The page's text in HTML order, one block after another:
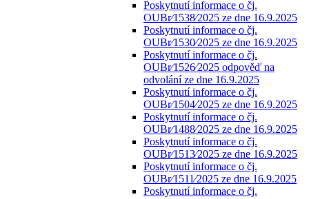
Poskytnutí informace o čj.
OUBr⁄1538⁄2025 ze dne 16.9.2025
Poskytnutí informace o čj.
OUBr⁄1530⁄2025 ze dne 16.9.2025
Poskytnutí informace o čj.
OUBr⁄1526⁄2025 odpověď na
odvolání ze dne 16.9.2025
Poskytnutí informace o čj.
OUBr⁄1504⁄2025 ze dne 16.9.2025
Poskytnutí informace o čj.
OUBr⁄1488⁄2025 ze dne 16.9.2025
Poskytnutí informace o čj.
OUBr⁄1513⁄2025 ze dne 16.9.2025
Poskytnutí informace o čj.
OUBr⁄1511⁄2025 ze dne 16.9.2025
Poskytnutí informace o čj.